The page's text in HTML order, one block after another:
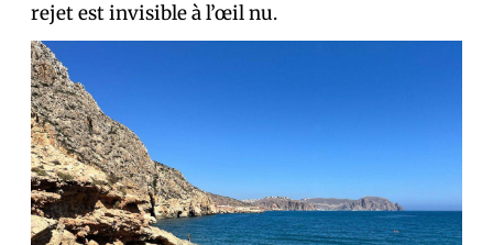
rejet est invisible à l’œil nu.